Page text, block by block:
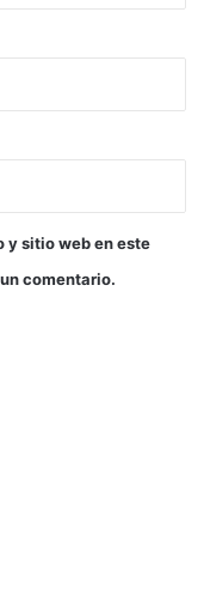
y sitio web en este
comentario.